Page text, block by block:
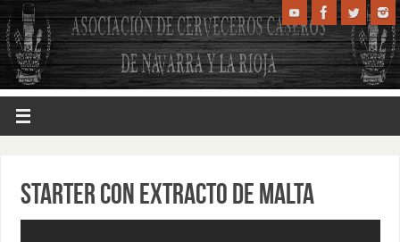
STARTER CON EXTRACTO DE MALTA